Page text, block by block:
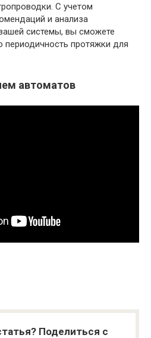
С учетом
и анализа
системы, вы сможете
периодичность протяжки для
автоматов
Поделиться с